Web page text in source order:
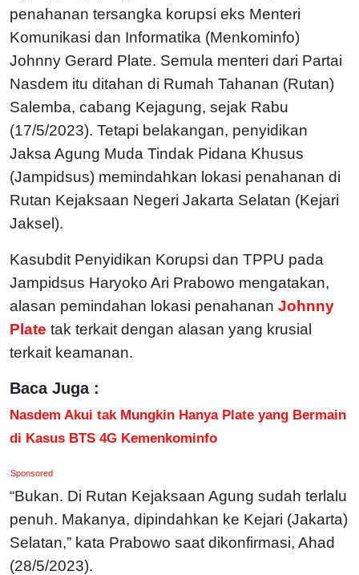
penahanan tersangka korupsi eks Menteri
Komunikasi dan Informatika (Menkominfo)
Johnny Gerard Plate. Semula menteri dari Partai
Nasdem itu ditahan di Rumah Tahanan (Rutan)
Salemba, cabang Kejagung, sejak Rabu
(17/5/2023). Tetapi belakangan, penyidikan
Jaksa Agung Muda Tindak Pidana Khusus
(Jampidsus) memindahkan lokasi penahanan di
Rutan Kejaksaan Negeri Jakarta Selatan (Kejari
Jaksel).
Kasubdit Penyidikan Korupsi dan TPPU pada
Jampidsus Haryoko Ari Prabowo mengatakan,
alasan pemindahan lokasi penahanan Johnny
Plate tak terkait dengan alasan yang krusial
terkait keamanan.
Baca Juga :
Nasdem Akui tak Mungkin Hanya Plate yang Bermain
di Kasus BTS 4G Kemenkominfo
Sponsored
“Bukan. Di Rutan Kejaksaan Agung sudah terlalu
penuh. Makanya, dipindahkan ke Kejari (Jakarta)
Selatan,” kata Prabowo saat dikonfirmasi, Ahad
(28/5/2023).